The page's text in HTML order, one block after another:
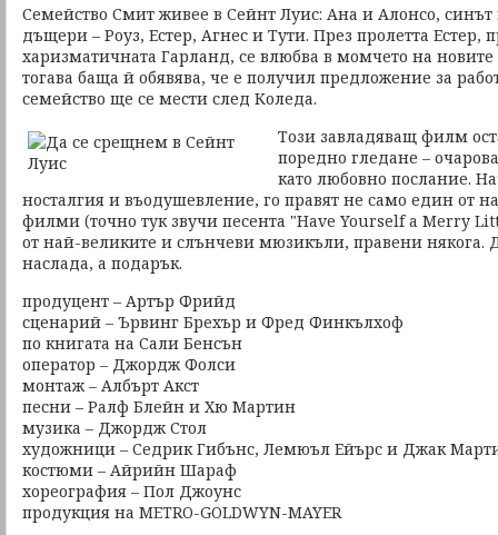
Семейство Смит живее в Сейнт Луис: Ана и Алонсо,
дъщери – Роуз, Естер, Агнес и Тути. През пролетта Естер,
харизматичната Гарланд, се влюбва в момчето на
тогава баща й обявява, че е получил предложение за
семейство ще се мести след Коледа.
Този завладяващ филм
поредно гледане –
като любовно послание.
носталгия и въодушевление, го правят не само един от
филми (точно тук звучи песента "Have Yourself a Merry
от най-великите и слънчеви мюзикъли, правени някога.
наслада, а подарък.
продуцент – Артър Фрийд
сценарий – Ървинг Брехър и Фред Финкълхоф
по книгата на Сали Бенсън
оператор – Джордж Фолси
монтаж – Албърт Акст
песни – Ралф Блейн и Хю Мартин
музика – Джордж Стол
художници – Седрик Гибънс, Лемюъл Ейърс и Джак
костюми – Айрийн Шараф
хореография – Пол Джоунс
продукция на METRO-GOLDWYN-MAYER